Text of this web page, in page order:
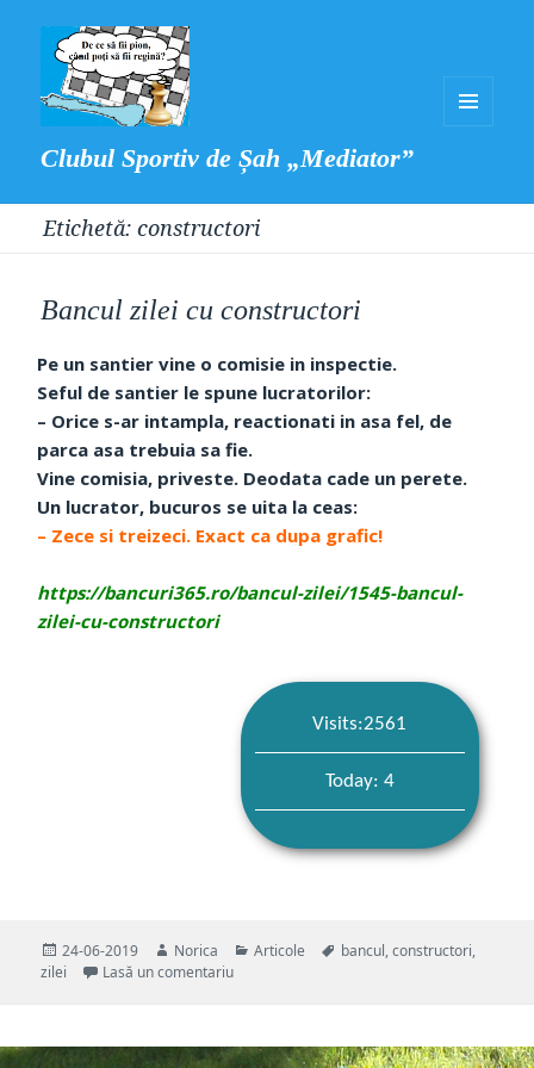
Clubul Sportiv de Șah „Mediator”
Etichetă: constructori
Bancul zilei cu constructori
Pe un santier vine o comisie in inspectie.
Seful de santier le spune lucratorilor:
– Orice s-ar intampla, reactionati in asa fel, de
parca asa trebuia sa fie.
Vine comisia, priveste. Deodata cade un perete.
Un lucrator, bucuros se uita la ceas:
– Zece si treizeci. Exact ca dupa grafic!
https://bancuri365.ro/bancul-zilei/1545-bancul-
zilei-cu-constructori
Visits:2561
Today: 4
Publicat
pe
24-06-2019 Autor
Norica Categorii
Articole Etichete
bancul,constructori,
zilei
Lasă un comentariula Bancul zilei cu constructori